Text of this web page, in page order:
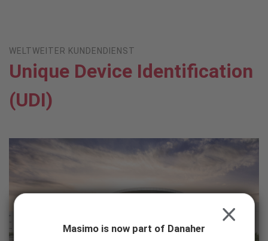
WELTWEITER KUNDENDIENST
Unique Device Identification
(UDI)
Masimo is now part of Danaher
CLOSE